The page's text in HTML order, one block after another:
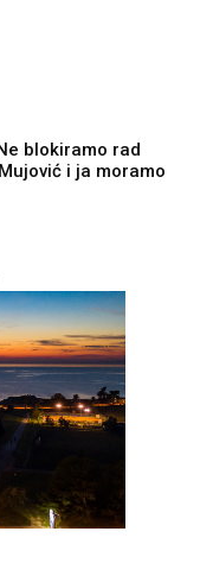
blokiramo rad
i ja moramo